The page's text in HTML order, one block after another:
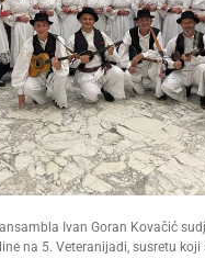
Ivan Goran Kovačić
na 5. Veteranijadi, susretu